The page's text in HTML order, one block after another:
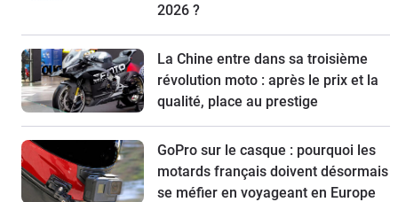
2026 ?
La Chine entre dans sa troisième
révolution moto : après le prix et la
qualité, place au prestige
GoPro sur le casque : pourquoi les
motards français doivent désormais
se méfier en voyageant en Europe